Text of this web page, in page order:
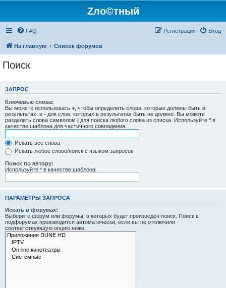
Zло©тный
FAQ Вход
Регистрация
На главную Список форумов
Поиск
ЗАПРОС
Ключевые слова:
Вы можете использовать + , чтобы определить слова, которые должны быть в
результатах, и - для слов, которых в результатах быть не должно. Вы можете
разделить слова символом | для поиска любого слова из списка. Используйте * в
качестве шаблона для частичного совпадения.
Искать все слова
Искать любое слово/поиск с языком запросов
Поиск по автору:
Используйте * в качестве шаблона.
ПАРАМЕТРЫ ЗАПРОСА
Искать в форумах:
Выберите форум или форумы, в которых будет произведён поиск. Поиск в
подфорумах производится автоматически, если вы не отключили
соответствующую опцию ниже.